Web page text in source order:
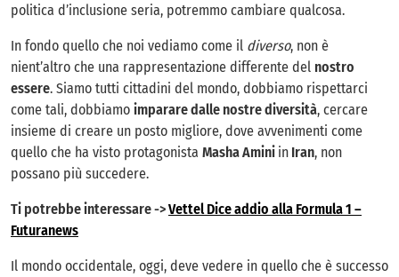
politica d’inclusione seria, potremmo cambiare qualcosa.
In fondo quello che noi vediamo come il diverso, non è
nient’altro che una rappresentazione differente del nostro
essere. Siamo tutti cittadini del mondo, dobbiamo rispettarci
come tali, dobbiamo imparare dalle nostre diversità, cercare
insieme di creare un posto migliore, dove avvenimenti come
quello che ha visto protagonista Masha Amini in Iran, non
possano più succedere.
Ti potrebbe interessare ->Vettel Dice addio alla Formula 1 –
Futuranews
Il mondo occidentale, oggi, deve vedere in quello che è successo